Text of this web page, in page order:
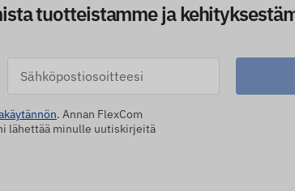
tuotteistamme ja
. Annan FlexCom
lähettää minulle uutiskirjeitä